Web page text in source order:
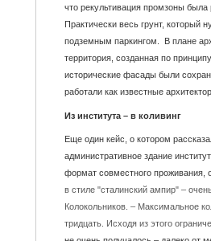
что рекультивация промзоны
Практически весь грунт,
подземным паркингом. В плане
территория, созданная по
исторические фасады были
работали как известные
Из института – в коливинг
Еще один кейс, о котором
административное здание
формат совместного проживания,
в стиле "сталинский ампир" –
Колокольников. – Максимальное
тридцать. Исходя из этого